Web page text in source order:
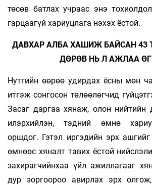
төсөв батлах учраас энэ
гарцаагүй хариуцлага нэхэх ёстой.
ДАВХАР АЛБА ХАШИЖ БАЙСАН 43
ДӨРӨВ НЬ Л АЖЛАА
Нутгийн өөрөө удирдах ёсны мөн
итгэж сонгосон төлөөлөгчид
Засаг даргаа хянаж, олон нийтийн
илэрхийлэн, тэдний өмнө
оршдог. Гэтэл иргэдийн эрх
өмнөөс хяналт тавих ёстой
захирагчийнхаа үйл ажиллагааг
дур зоргоороо авирлах эрх